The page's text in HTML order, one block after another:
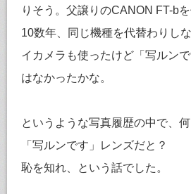
りそう。父譲りのCANON FT-b
10数年、同じ機種を代替わりし
イカメラも使ったけど「写ルン
はなかったかな。
というような写真履歴の中で、
「写ルンです」レンズだと？
恥を知れ、という話でした。